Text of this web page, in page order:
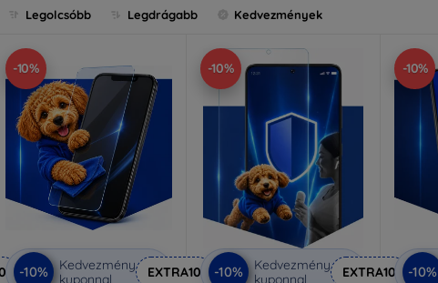
Legolcsóbb Legdrágabb Kedvezmények
-10%
-10%
Kedvezmény
kuponnal
EXTRA10
-10%
-10%
Kedvezmény
kuponnal
EXTRA10
-10%
-10%